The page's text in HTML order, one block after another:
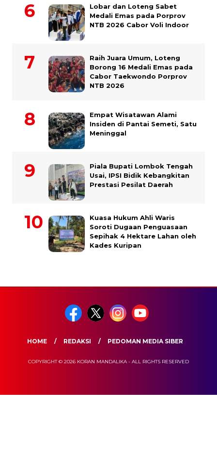
Lobar dan Loteng Sabet
Medali Emas pada Porprov
NTB 2026 Cabor Voli Indoor
Raih Juara Umum, Loteng
Borong 16 Medali Emas pada
Cabor Taekwondo Porprov
NTB 2026
Empat Wisatawan Alami
Insiden di Pantai Semeti, Satu
Meninggal
Piala Bupati Lombok Tengah
Usai, IPSI Bidik Kebangkitan
Prestasi Pesilat Daerah
Kuasa Hukum Ahli Waris
Soroti Dugaan Penguasaan
Sepihak 4 Hektare Lahan oleh
Kades Kuripan
HOME REDAKSI PEDOMAN MEDIA SIBER
COPYRIGHT © 2026 KORAN MANDALIKA - ALL RIGHTS RESERVED